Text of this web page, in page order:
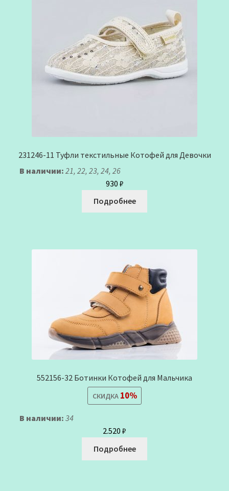
231246-11 Туфли текстильные Котофей для Девочки
В наличии: 21, 22, 23, 24, 26
930 ₽
Подробнее
552156-32 Ботинки Котофей для Мальчика
СКИДКА10%
В наличии: 34
2.520 ₽
Подробнее